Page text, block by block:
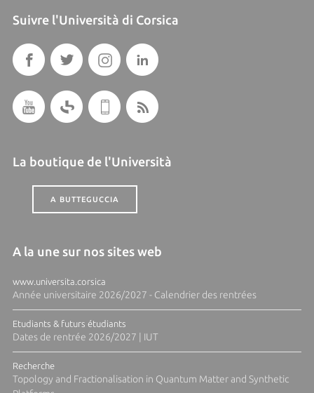
Suivre l'Università di Corsica
La boutique de l'Università
A BUTTEGUCCIA
A la une sur nos sites web
www.universita.corsica
Année universitaire 2026/2027 - Calendrier des rentrées
Etudiants & futurs étudiants
Dates de rentrée 2026/2027 | IUT
Recherche
Topology and Fractionalisation in Quantum Matter and Synthetic